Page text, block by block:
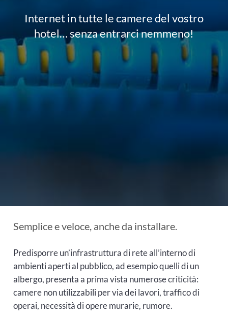
Internet in tutte le camere del vostro
hotel… senza entrarci nemmeno!
Semplice e veloce, anche da installare.
Predisporre un’infrastruttura di rete all’interno di
ambienti aperti al pubblico, ad esempio quelli di un
albergo, presenta a prima vista numerose criticità:
camere non utilizzabili per via dei lavori, traffico di
operai, necessità di opere murarie, rumore.